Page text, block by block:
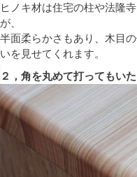
ヒノキ材は住宅の柱や法隆
が、
半面柔らかさもあり、木目
いを見せてくれます。
２，角を丸めて打ってもい